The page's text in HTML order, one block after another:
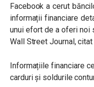
Facebook a cerut
informații financiare
unui efort de a oferi noi
Wall Street Journal,
Informațiile financiare
carduri și soldurile